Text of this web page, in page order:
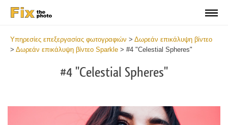
Υπηρεσίες επεξεργασίας φωτογραφιών > Δωρεάν επικάλυψη βίντεο
> Δωρεάν επικάλυψη βίντεο Sparkle > #4 "Celestial Spheres"
#4 "Celestial Spheres"